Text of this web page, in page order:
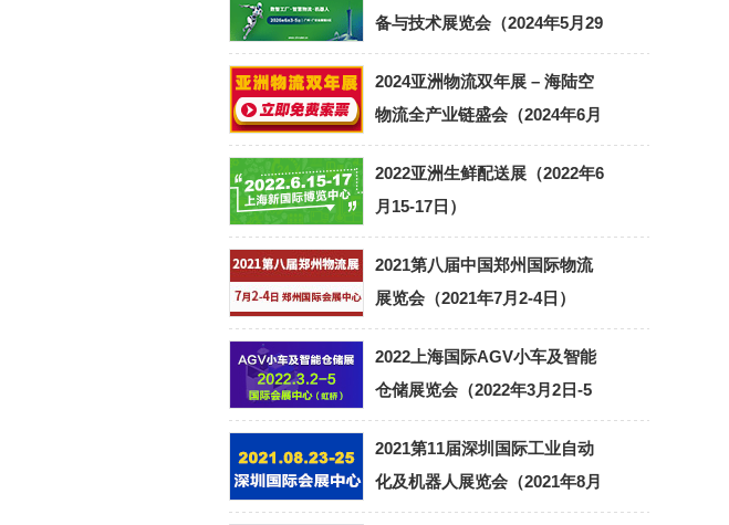
备与技术展览会（2024年5月29
日-31日）
2024亚洲物流双年展 – 海陆空
物流全产业链盛会（2024年6月
25-27日）
2022亚洲生鲜配送展（2022年6
月15-17日）
2021第八届中国郑州国际物流
展览会（2021年7月2-4日）
2022上海国际AGV小车及智能
仓储展览会（2022年3月2日-5
日）
2021第11届深圳国际工业自动
化及机器人展览会（2021年8月
23-25日）